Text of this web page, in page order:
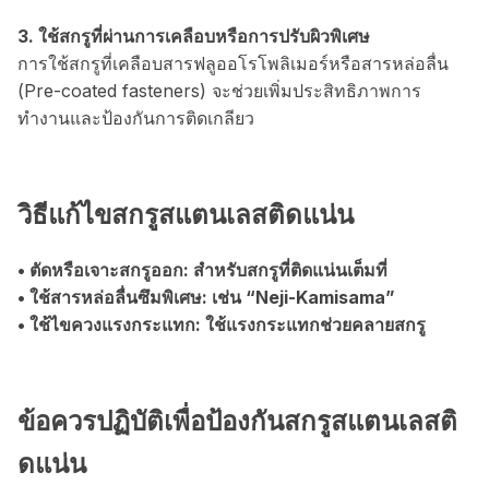
3. ใช้สกรูที่ผ่านการเคลือบหรือการปรับผิวพิเศษ
การใช้สกรูที่เคลือบสารฟลูออโรโพลิเมอร์หรือสารหล่อลื่น
(Pre-coated fasteners) จะช่วยเพิ่มประสิทธิภาพการ
ทำงานและป้องกันการติดเกลียว
วิธีแก้ไขสกรูสแตนเลสติดแน่น
• ตัดหรือเจาะสกรูออก: สำหรับสกรูที่ติดแน่นเต็มที่
• ใช้สารหล่อลื่นซึมพิเศษ: เช่น “Neji-Kamisama”
• ใช้ไขควงแรงกระแทก: ใช้แรงกระแทกช่วยคลายสกรู
ข้อควรปฏิบัติเพื่อป้องกันสกรูสแตนเลสติ
ดแน่น